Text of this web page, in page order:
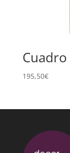
195,50€